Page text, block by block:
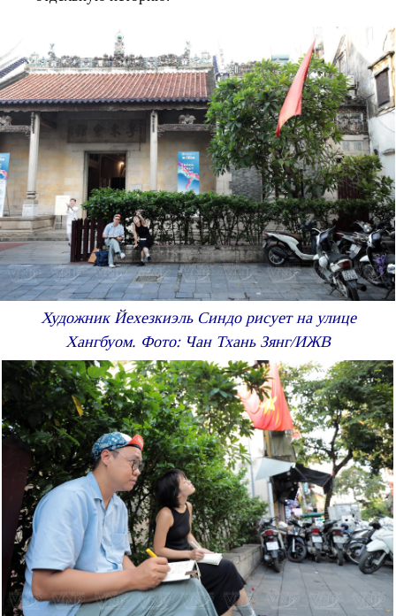
Художник Йехезкиэль Синдо рисует на улице
Хангбуом. Фото: Чан Тхань Зянг/ИЖВ